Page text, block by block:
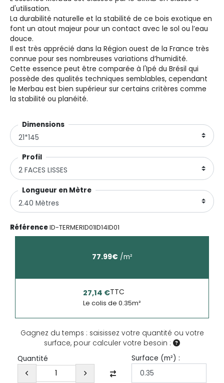
d'utilisation.
La durabilité naturelle et la stabilité de ce bois exotique en
font un atout majeur pour un contact avec le sol ou l’eau
douce.
Il est très apprécié dans la Région ouest de la France très
connue pour ses nombreuses variations d’humidité.
Cette essence peut être comparée à l'Ipé du Brésil qui
possède des qualités techniques semblables, cependant
le Merbau est bien supérieur sur certains critères comme
la stabilité ou planéité.
Dimensionsㅤㅤㅤㅤㅤㅤ
Profil
Longueur en Mètre
RéférenceID-TERMERID01ID14ID01
77.99€/m²
27,14 €TTC
Le colis de 0.35m²
Gagnez du temps : saisissez votre quantité ou votre
surface, pour calculer votre besoin :
Quantité
Surface (m²) :